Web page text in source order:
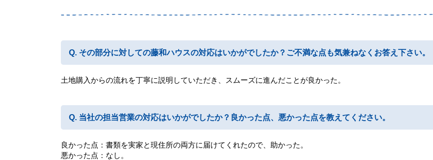
その部分に対しての藤和ハウスの対応はいかがでしたか？ご不満な点も気兼ねなくお答え下さい。
土地購入からの流れを丁寧に説明していただき、スムーズに進んだことが良かった。
当社の担当営業の対応はいかがでしたか？良かった点、悪かった点を教えてください。
良かった点：書類を実家と現住所の両方に届けてくれたので、助かった。
悪かった点：なし。